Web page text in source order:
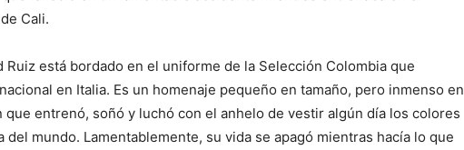
Cali.
Ruiz está bordado en el uniforme de la Selección Colombia que
en Italia. Es un homenaje pequeño en tamaño, pero inmenso en
que entrenó, soñó y luchó con el anhelo de vestir algún día los colores
del mundo. Lamentablemente, su vida se apagó mientras hacía lo que